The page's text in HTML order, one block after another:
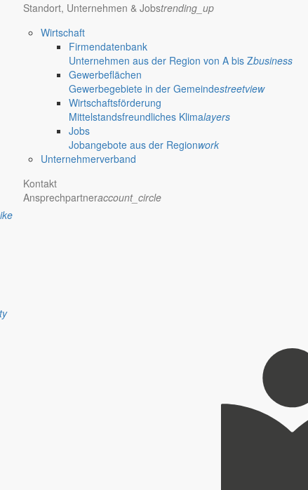
Standort, Unternehmen & Jobstrending_up
Wirtschaft
Firmendatenbank
Unternehmen aus der Region von A bis Zbusiness
Gewerbeflächen
Gewerbegebiete in der Gemeindestreetview
Wirtschaftsförderung
Mittelstandsfreundliches Klimalayers
Jobs
Jobangebote aus der Regionwork
Unternehmerverband
Kontakt
Ansprechpartneraccount_circle
seine nächsten Termine.
Baumaßnahmen um Verständnis und wünscht allen Familien
Markersdorf zusammen und kündigt Termine zur Beteiligung an.
Gemeinderats zur Regionalplanung und lädt zu verschiedenen